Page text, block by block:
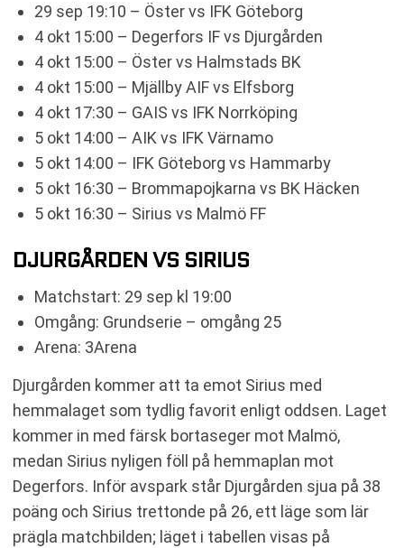
29 sep 19:10 – Öster vs IFK Göteborg
4 okt 15:00 – Degerfors IF vs Djurgården
4 okt 15:00 – Öster vs Halmstads BK
4 okt 15:00 – Mjällby AIF vs Elfsborg
4 okt 17:30 – GAIS vs IFK Norrköping
5 okt 14:00 – AIK vs IFK Värnamo
5 okt 14:00 – IFK Göteborg vs Hammarby
5 okt 16:30 – Brommapojkarna vs BK Häcken
5 okt 16:30 – Sirius vs Malmö FF
DJURGÅRDEN VS SIRIUS
Matchstart: 29 sep kl 19:00
Omgång: Grundserie – omgång 25
Arena: 3Arena
Djurgården kommer att ta emot Sirius med
hemmalaget som tydlig favorit enligt oddsen. Laget
kommer in med färsk bortaseger mot Malmö,
medan Sirius nyligen föll på hemmaplan mot
Degerfors. Inför avspark står Djurgården sjua på 38
poäng och Sirius trettonde på 26, ett läge som lär
prägla matchbilden; läget i tabellen visas på